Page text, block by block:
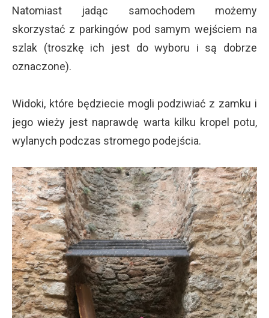
Natomiast jadąc samochodem możemy
skorzystać z parkingów pod samym wejściem na
szlak (troszkę ich jest do wyboru i są dobrze
oznaczone).
Widoki, które będziecie mogli podziwiać z zamku i
jego wieży jest naprawdę warta kilku kropel potu,
wylanych podczas stromego podejścia.